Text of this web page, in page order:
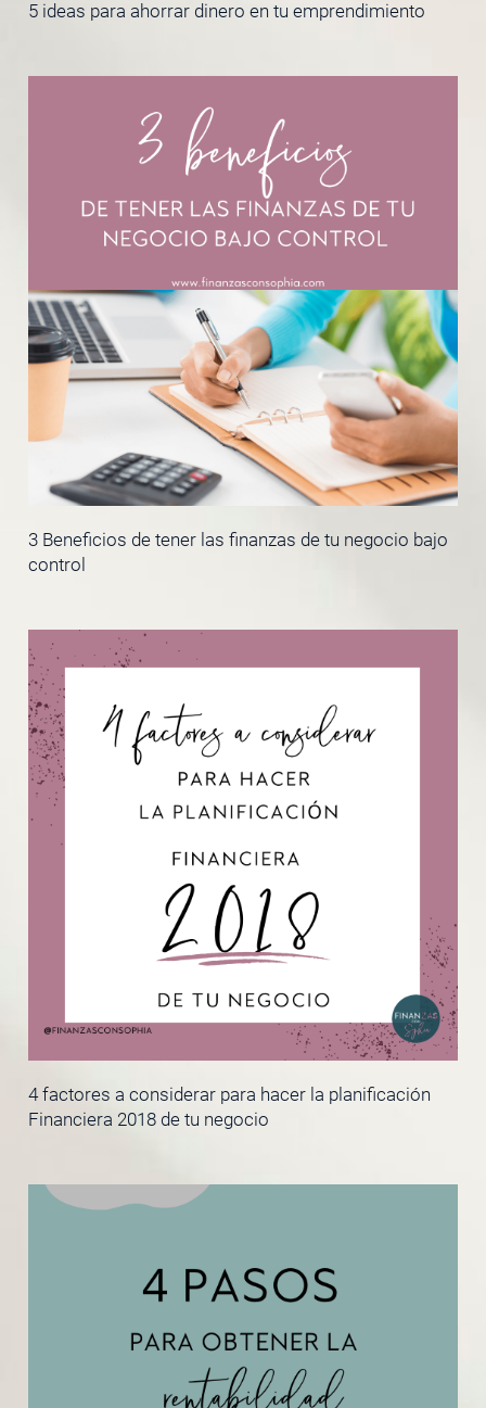
5 ideas para ahorrar dinero en tu emprendimiento
3 Beneficios de tener las finanzas de tu negocio bajo
control
4 factores a considerar para hacer la planificación
Financiera 2018 de tu negocio